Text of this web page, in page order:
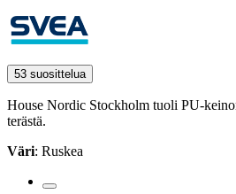
53 suosittelua
House Nordic Stockholm tuoli PU-
terästä.
Väri: Ruskea